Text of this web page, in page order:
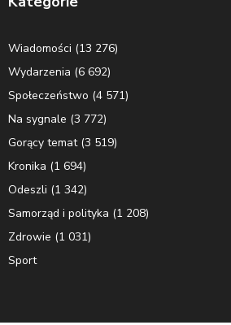
Wiadomości (13 276)
Wydarzenia (6 692)
Społeczeństwo (4 571)
Na sygnale (3 772)
Gorący temat(3 519)
Kronika (1 694)
Odeszli (1 342)
Samorząd i polityka (1 208)
Zdrowie (1 031)
Sport